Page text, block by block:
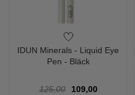
IDUN Minerals - Liquid Eye
Pen - Bläck
125,00 109,00